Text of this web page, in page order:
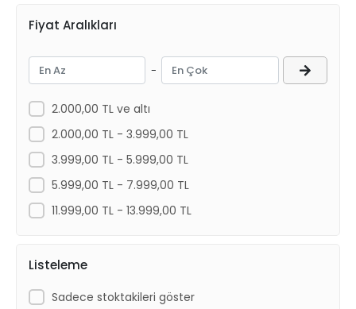
Fiyat Aralıkları
-
2.000,00 TL ve altı
2.000,00 TL - 3.999,00 TL
3.999,00 TL - 5.999,00 TL
5.999,00 TL - 7.999,00 TL
11.999,00 TL - 13.999,00 TL
Listeleme
Sadece stoktakileri göster